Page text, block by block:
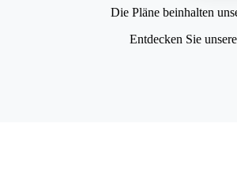
Die Pläne beinhalten
Entdecken Sie unsere